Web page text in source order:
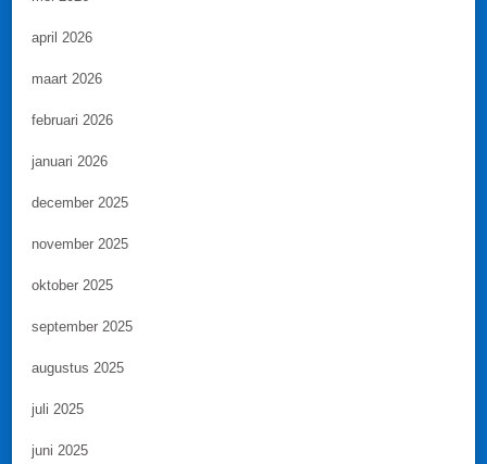
april 2026
maart 2026
februari 2026
januari 2026
december 2025
november 2025
oktober 2025
september 2025
augustus 2025
juli 2025
juni 2025